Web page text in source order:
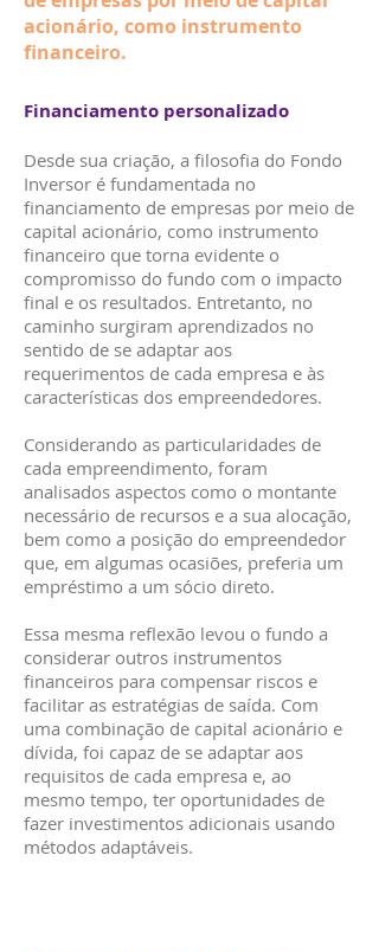
acionário, como instrumento
financeiro.
Financiamento personalizado
Desde sua criação, a filosofia do Fondo
Inversor é fundamentada no
financiamento de empresas por meio de
capital acionário, como instrumento
financeiro que torna evidente o
compromisso do fundo com o impacto
final e os resultados. Entretanto, no
caminho surgiram aprendizados no
sentido de se adaptar aos
requerimentos de cada empresa e às
características dos empreendedores.
Considerando as particularidades de
cada empreendimento, foram
analisados aspectos como o montante
necessário de recursos e a sua alocação,
bem como a posição do empreendedor
que, em algumas ocasiões, preferia um
empréstimo a um sócio direto.
Essa mesma reflexão levou o fundo a
considerar outros instrumentos
financeiros para compensar riscos e
facilitar as estratégias de saída. Com
uma combinação de capital acionário e
dívida, foi capaz de se adaptar aos
requisitos de cada empresa e, ao
mesmo tempo, ter oportunidades de
fazer investimentos adicionais usando
métodos adaptáveis.